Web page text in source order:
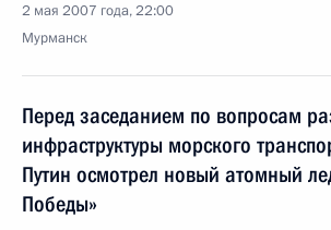
2 мая 2007 года, 22:00
Мурманск
Перед заседанием по вопросам
инфраструктуры морского
Путин осмотрел новый атомный
Победы»